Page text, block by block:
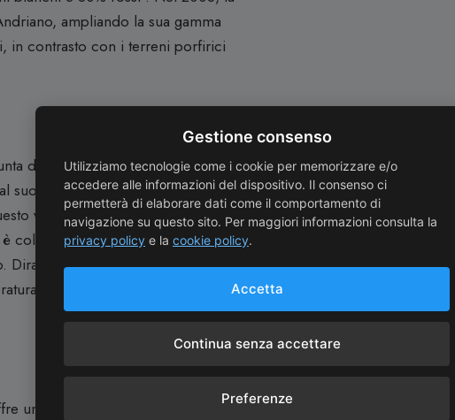
ampliando la sua gamma
in contrasto con i terreni porfirici
dell’Alto Adige, e sta
suo gusto fruttato, arricchito dalle
vitigno autoctono trae origine
coltivato e vinificato anche a
Diraspatura e fermentazione lenta
Fermentazione malolattica e
un bouquet intenso di frutta, con
Gestione consenso
Utilizziamo tecnologie come i cookie per memorizzare e/o
accedere alle informazioni del dispositivo. Il consenso ci
permetterà di elaborare dati come il comportamento di
navigazione su questo sito. Per maggiori informazioni consulta la
privacy policy e la cookie policy.
Accetta
Continua senza accettare
Preferenze